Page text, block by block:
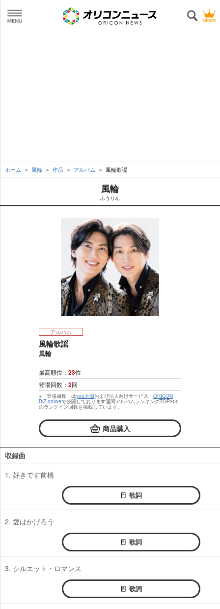
ホーム 風輪 作品 アルバム 風輪歌謡
風輪
ふうりん
アルバム
風輪歌謡
風輪
最高順位： 23位
登場回数： 2回
※「登場回数」はyou大樹および法人向けサービス・ ORICON
BiZ onlineで公開しております週間アルバムランキングTOP300
のランクイン回数を掲載しています。
商品購入
収録曲
1. 好きです前橋
歌詞
2. 愛はかげろう
歌詞
3. シルエット・ロマンス
歌詞